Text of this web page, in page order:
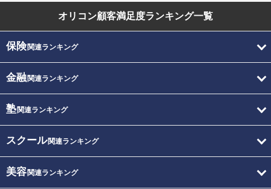
オリコン顧客満足度ランキング一覧
保険関連ランキング
金融関連ランキング
塾関連ランキング
スクール関連ランキング
美容関連ランキング